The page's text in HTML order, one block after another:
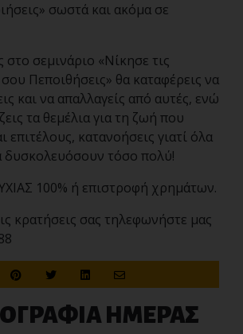
σωστά και ακόμα σε
σεμινάριο «Νίκησε τις
Πεποιθήσεις» θα καταφέρεις να
και να απαλλαγείς από αυτές, ενώ
τα θεμέλια για τη ζωή που
επιτέλους, κατανοήσεις γιατί όλα
δυσκολευόσουν τόσο πολύ!
100% ή επιστροφή χρημάτων.
κρατήσεις σας τηλεφωνήστε μας
ΗΜΕΡΑΣ